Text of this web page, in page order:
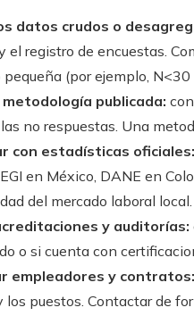
datos crudos o
el registro de encuestas.
(por ejemplo,
publicada:
no respuestas. Una
con estadísticas oficiales:
en México, DANE en
del mercado laboral local.
y auditorías:
o si cuenta con
empleadores y contratos:
los puestos. Contactar de